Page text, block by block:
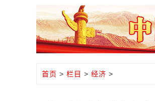
首页 > 栏目 > 经济 >